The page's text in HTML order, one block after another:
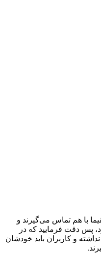
هم تماس می‌گیرند و
دقت فرمایید که در
و کاربران باید خودشان